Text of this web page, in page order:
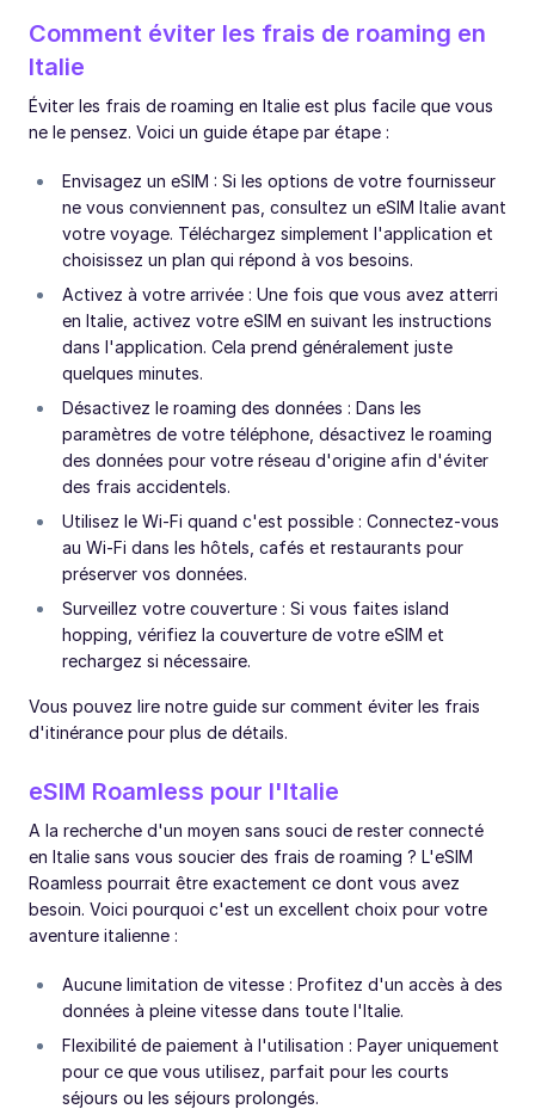
Comment éviter les frais de roaming en
Italie
Éviter les frais de roaming en Italie est plus facile que vous
ne le pensez. Voici un guide étape par étape :
Envisagez un eSIM : Si les options de votre fournisseur
ne vous conviennent pas, consultez un eSIM Italie avant
votre voyage. Téléchargez simplement l'application et
choisissez un plan qui répond à vos besoins.
Activez à votre arrivée : Une fois que vous avez atterri
en Italie, activez votre eSIM en suivant les instructions
dans l'application. Cela prend généralement juste
quelques minutes.
Désactivez le roaming des données : Dans les
paramètres de votre téléphone, désactivez le roaming
des données pour votre réseau d'origine afin d'éviter
des frais accidentels.
Utilisez le Wi-Fi quand c'est possible : Connectez-vous
au Wi-Fi dans les hôtels, cafés et restaurants pour
préserver vos données.
Surveillez votre couverture : Si vous faites island
hopping, vérifiez la couverture de votre eSIM et
rechargez si nécessaire.
Vous pouvez lire notre guide sur comment éviter les frais
d'itinérance pour plus de détails.
eSIM Roamless pour l'Italie
A la recherche d'un moyen sans souci de rester connecté
en Italie sans vous soucier des frais de roaming ? L'eSIM
Roamless pourrait être exactement ce dont vous avez
besoin. Voici pourquoi c'est un excellent choix pour votre
aventure italienne :
Aucune limitation de vitesse : Profitez d'un accès à des
données à pleine vitesse dans toute l'Italie.
Flexibilité de paiement à l'utilisation : Payer uniquement
pour ce que vous utilisez, parfait pour les courts
séjours ou les séjours prolongés.